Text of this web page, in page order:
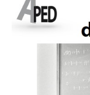
une